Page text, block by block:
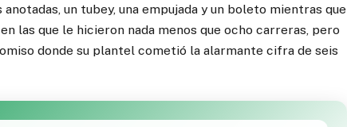
un tubey, una empujada y un boleto mientras que
las que le hicieron nada menos que ocho carreras, pero
donde su plantel cometió la alarmante cifra de seis